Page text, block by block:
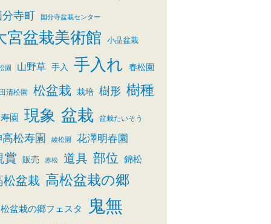
分寺町 国分寺盆栽センター
宮盆栽美術館 小品盆栽
園 山野草 手入 手入れ 春松園
清松園 松盆栽 栽培 樹形 樹種
園 現象 盆栽 盆栽たいそう
松寿園 綾松園 花澤明春園
賞 販売 赤松 道具 部位 錦松
松盆栽 高松盆栽の郷
盆栽の郷フェスタ 鬼無